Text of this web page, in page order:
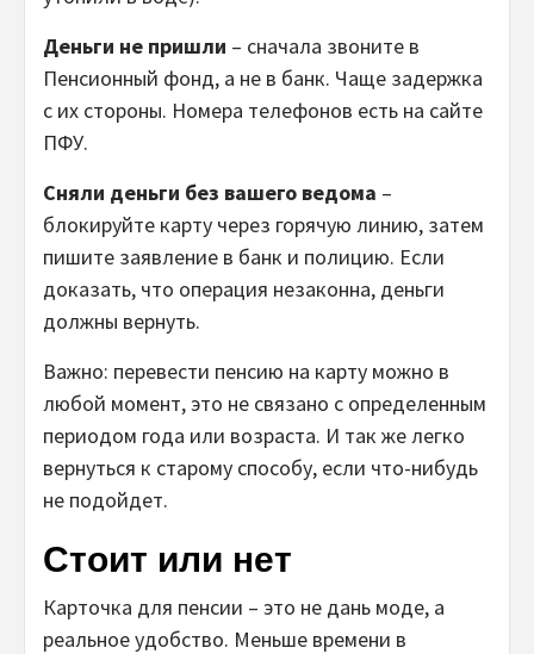
Деньги не пришли – сначала звоните в
Пенсионный фонд, а не в банк. Чаще задержка
с их стороны. Номера телефонов есть на сайте
ПФУ.
Сняли деньги без вашего ведома –
блокируйте карту через горячую линию, затем
пишите заявление в банк и полицию. Если
доказать, что операция незаконна, деньги
должны вернуть.
Важно: перевести пенсию на карту можно в
любой момент, это не связано с определенным
периодом года или возраста. И так же легко
вернуться к старому способу, если что-нибудь
не подойдет.
Стоит или нет
Карточка для пенсии – это не дань моде, а
реальное удобство. Меньше времени в